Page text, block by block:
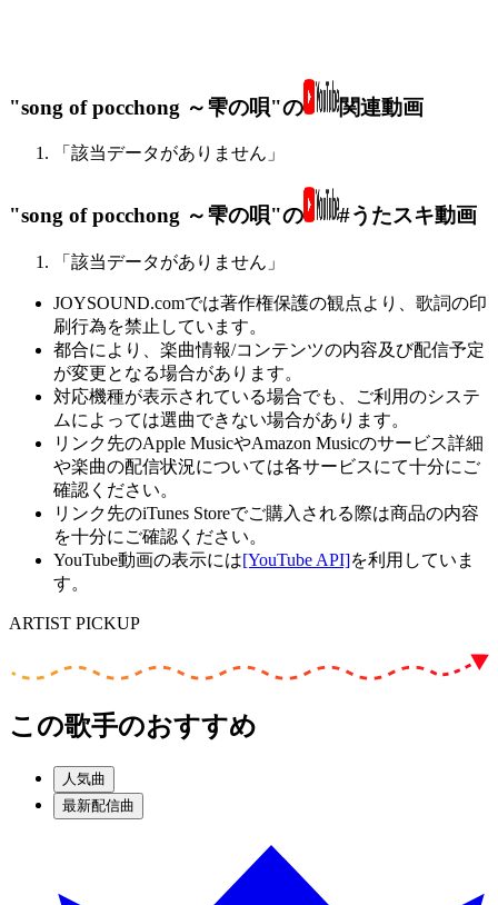
"song of pocchong ～雫の唄"の 関連動画
「該当データがありません」
"song of pocchong ～雫の唄"の #うたスキ動画
「該当データがありません」
JOYSOUND.comでは著作権保護の観点より、歌詞の印
刷行為を禁止しています。
都合により、楽曲情報/コンテンツの内容及び配信予定
が変更となる場合があります。
対応機種が表示されている場合でも、ご利用のシステ
ムによっては選曲できない場合があります。
リンク先のApple MusicやAmazon Musicのサービス詳細
や楽曲の配信状況については各サービスにて十分にご
確認ください。
リンク先のiTunes Storeでご購入される際は商品の内容
を十分にご確認ください。
YouTube動画の表示には[YouTube API]を利用していま
す。
ARTIST PICKUP
この歌手のおすすめ
人気曲
最新配信曲